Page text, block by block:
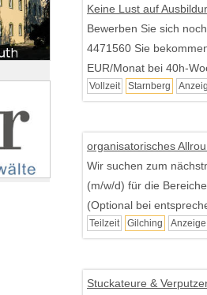
Keine Lust auf
Bewerben Sie sich
4471560 Sie
EUR/Monat bei 40h-
Vollzeit Starnberg
organisatorisches
Wir suchen zum
(m/w/d) für die
(Optional bei
Teilzeit Gilching
Stuckateure &